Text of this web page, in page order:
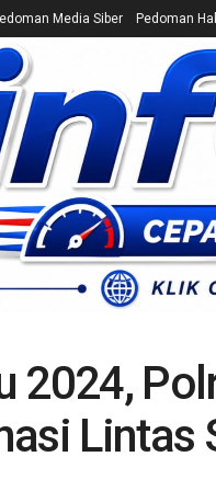
Media Siber Pedoman
NEWS CEK FAKTA
2024,
Lintas